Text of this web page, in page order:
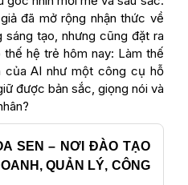
đã mở rộng nhận thức về
tạo, nhưng cũng đặt ra
hệ trẻ hôm nay: Làm thế
của AI như một công cụ hỗ
được bản sắc, giọng nói và
SEN – NƠI ĐÀO TẠO
QUẢN LÝ, CÔNG